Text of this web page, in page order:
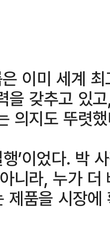
이미 세계
을 갖추고 있
의지도 뚜렷
’이었다. 박
니라, 누가
제품을 시장